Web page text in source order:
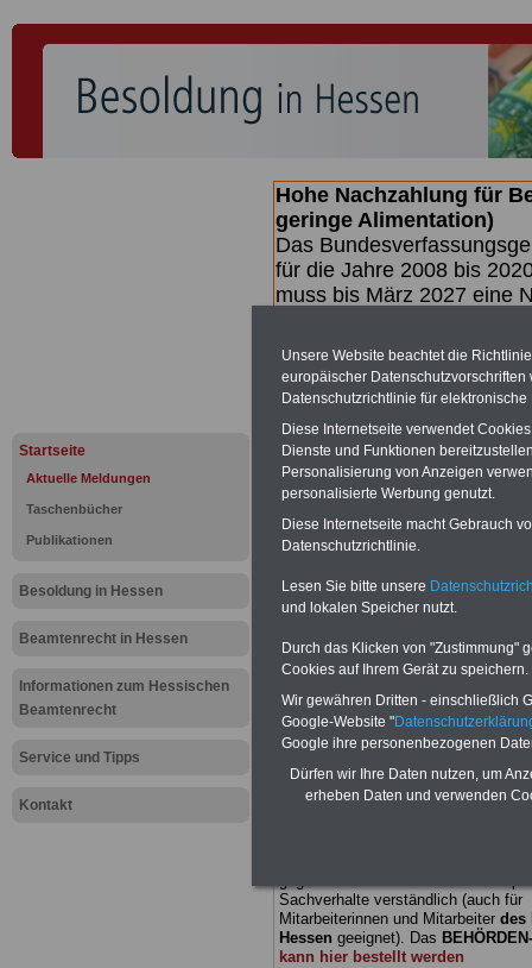
Startseite
Aktuelle Meldungen
Taschenbücher
Publikationen
Besoldung in Hessen
Beamtenrecht in Hessen
Informationen zum Hessischen
Beamtenrecht
Service und Tipps
Kontakt
Hohe Nachzahlung für
geringe Alimentation)
Das
für die Jahre 2008 bis
muss bis März 2027 eine
(Beamte &
geben (Medienberichten
mind.3.000 und 13.000
hierzu eine Broschüre
des Gesetzentwurfs der
(wahrscheinlich im
Broschüre.
Meldung
befürchtet
BEHÖRDEN-ABO
mit drei
25,00 Euro: Wissenswertes für
Sachverhalte verständlich (auch für
Mitarbeiterinnen und Mitarbeiter des
Hessen geeignet). Das
kann hier bestellt werden
Unsere Website beachtet die
europäischer
Datenschutzrichtlinie für
Diese Internetseite verwendet
Dienste und Funktionen
Personalisierung von Anzeigen
personalisierte Werbung genutzt.
Diese Internetseite macht Gebrauch
Datenschutzrichtlinie.
Lesen Sie bitte unsere
und lokalen Speicher nutzt.
Durch das Klicken von "Zustimmung"
Cookies auf Ihrem Gerät zu speichern.
Wir gewähren Dritten - einschließlich
Google-Website "
Google ihre personenbezogenen
Dürfen wir Ihre Daten nutzen, um
erheben Daten und verwenden